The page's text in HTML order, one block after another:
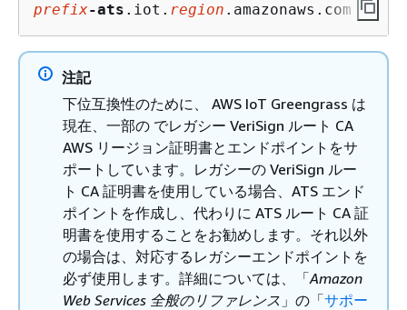
prefix-ats .iot. region .amazonaws.com
注記
下位互換性のために、 AWS IoT Greengrass は
現在、一部の でレガシー VeriSign ルート CA
AWS リージョン証明書とエンドポイントをサ
ポートしています。レガシーの VeriSign ルー
ト CA 証明書を使用している場合、ATS エンド
ポイントを作成し、代わりに ATS ルート CA 証
明書を使用することをお勧めします。それ以外
の場合は、対応するレガシーエンドポイントを
必ず使用します。詳細については、「Amazon
Web Services 全般のリファレンス 」の「サポー